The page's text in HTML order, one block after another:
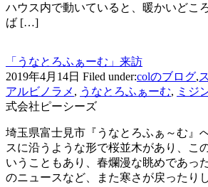
ハウス内で動いていると、暖かいどこ
ば […]
「うなとろふぁーむ」来訪
2019年4月14日 Filed under:colのブログ,
アルビノラメ , うなとろふぁーむ, ミジ
式会社ピーシーズ
埼玉県富士見市『うなとろふぁ～む』
スに沿うような形で桜並木があり、こ
いうこともあり、春爛漫な眺めであっ
のニュースなど、また寒さが戻ったり